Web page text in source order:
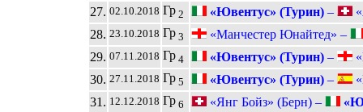
27. 02.10.2018 Гр 2 «Ювентус» (Турин) –
28. 23.10.2018 Гр 3
«Манчестер Юнайтед» –
29. 07.11.2018 Гр 4 «Ювентус» (Турин) –
30. 27.11.2018 Гр 5 «Ювентус» (Турин) –
31. 12.12.2018 Гр 6 «Янг Бойз» (Берн) –